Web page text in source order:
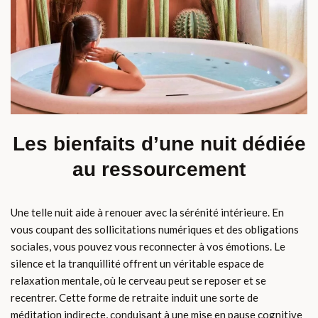
Les bienfaits d’une nuit dédiée
au ressourcement
Une telle nuit aide à renouer avec la sérénité intérieure. En
vous coupant des sollicitations numériques et des obligations
sociales, vous pouvez vous reconnecter à vos émotions. Le
silence et la tranquillité offrent un véritable espace de
relaxation mentale, où le cerveau peut se reposer et se
recentrer. Cette forme de retraite induit une sorte de
méditation indirecte, conduisant à une mise en pause cognitive